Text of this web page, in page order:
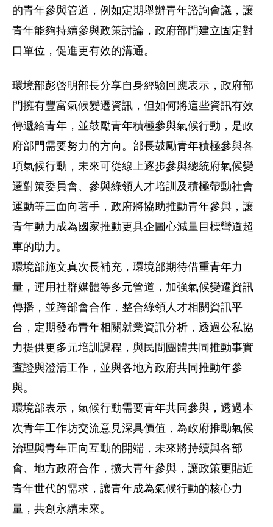
的青年參與管道，例如定期舉辦青年諮詢會議，讓
青年能夠持續參與政策討論，政府部門建立固定對
口單位，促進更有效的溝通。
環境部彭啓明部長分享自身經驗回應表示，政府部
門擁有豐富氣候變遷資訊，但如何將這些資訊有效
傳遞給青年，並鼓勵青年積極參與氣候行動，是政
府部門需要努力的方向。部長鼓勵青年積極參與各
項氣候行動，未來可從線上逐步參與總統府氣候變
遷對策委員會、參與綠領人才培訓及積極帶動社會
運動等三面向著手，政府將協助推動青年參與，讓
青年動力成為國家推動更具企圖心減量目標彎道超
車的助力。
環境部施文真次長補充，環境部期待借重青年力
量，運用社群媒體等多元管道，加強氣候變遷資訊
傳播，並跨部會合作，整合綠領人才相關資訊平
台，定期發布青年相關就業資訊分析，透過公私協
力提供更多元培訓課程，與民間團體共同推動事實
查證與澄清工作，並與各地方政府共同推動年參
與。
環境部表示，氣候行動需要青年共同參與，透過本
次青年工作坊交流意見深具價值，為政府推動氣候
治理與青年正向互動的開端，未來將持續與各部
會、地方政府合作，擴大青年參與，讓政策更貼近
青年世代的需求，讓青年成為氣候行動的核心力
量，共創永續未來。